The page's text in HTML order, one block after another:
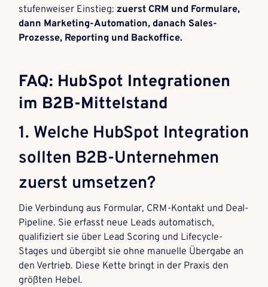
stufenweiser Einstieg: zuerst CRM und Formulare,
dann Marketing-Automation, danach Sales-
Prozesse, Reporting und Backoffice.
FAQ: HubSpot Integrationen
im B2B-Mittelstand
1. Welche HubSpot Integration
sollten B2B-Unternehmen
zuerst umsetzen?
Die Verbindung aus Formular, CRM-Kontakt und Deal-
Pipeline. Sie erfasst neue Leads automatisch,
qualifiziert sie über Lead Scoring und Lifecycle-
Stages und übergibt sie ohne manuelle Übergabe an
den Vertrieb. Diese Kette bringt in der Praxis den
größten Hebel.